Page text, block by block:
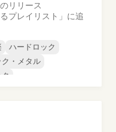
リリース
プレイリスト」に追
ハードロック
ク・メタル